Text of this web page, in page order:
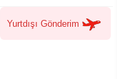
Yurtdışı Gönderim